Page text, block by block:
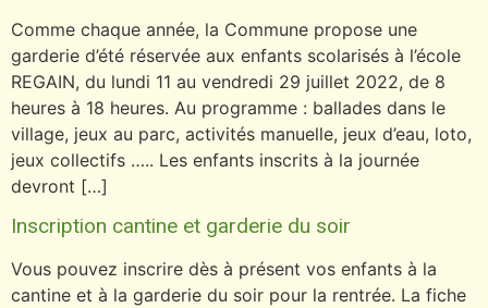
Comme chaque année, la Commune propose une
garderie d’été réservée aux enfants scolarisés à l’école
REGAIN, du lundi 11 au vendredi 29 juillet 2022, de 8
heures à 18 heures. Au programme : ballades dans le
village, jeux au parc, activités manuelle, jeux d’eau, loto,
jeux collectifs ….. Les enfants inscrits à la journée
devront […]
Inscription cantine et garderie du soir
Vous pouvez inscrire dès à présent vos enfants à la
cantine et à la garderie du soir pour la rentrée. La fiche